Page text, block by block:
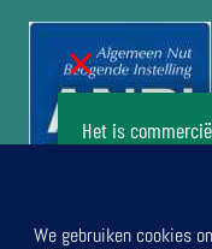
Het is
zonder
Luntersche